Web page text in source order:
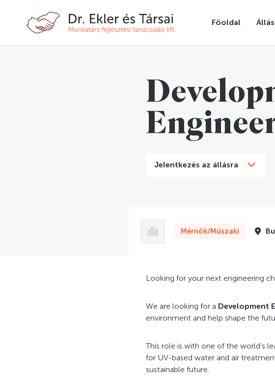
Főoldal
Jelentkezés az állásra
Mérnök/Műszaki
Looking for your next engineering
We are looking for a Development
environment and help shape the
This role is with one of the world’s
for UV-based water and air
sustainable future.